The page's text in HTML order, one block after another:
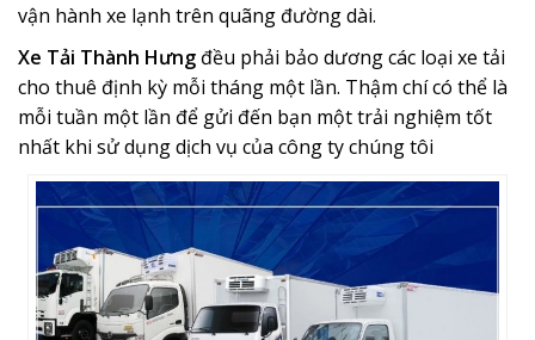
vận hành xe lạnh trên quãng đường dài.
Xe Tải Thành Hưng đều phải bảo dương các loại xe tải
cho thuê định kỳ mỗi tháng một lần. Thậm chí có thể là
mỗi tuần một lần để gửi đến bạn một trải nghiệm tốt
nhất khi sử dụng dịch vụ của công ty chúng tôi